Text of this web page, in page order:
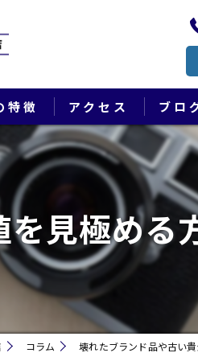
特徴
・遺品整理・終活
アクセス
漫画特集
ブロ
見極める
コラム 壊れたブランド品や古い